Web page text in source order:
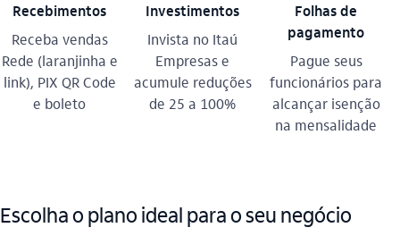
Recebimentos
Receba vendas
Rede (laranjinha e
link), PIX QR Code
e boleto
Investimentos
Invista no Itaú
Empresas e
acumule reduções
de 25 a 100%
Folhas de
pagamento
Pague seus
funcionários para
alcançar isenção
na mensalidade
Escolha o plano ideal para o seu negócio